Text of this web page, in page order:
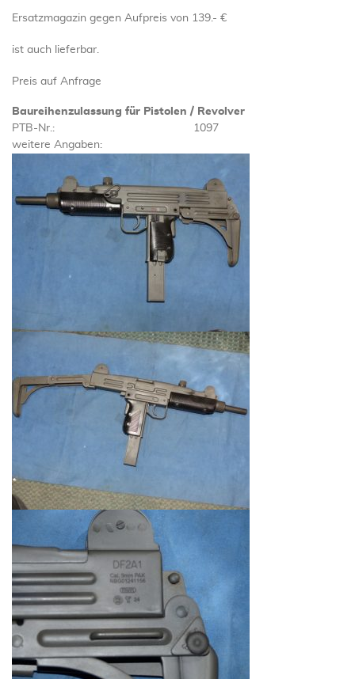
Ersatzmagazin gegen Aufpreis von 139.- €
ist auch lieferbar.
Preis auf Anfrage
Baureihenzulassung für Pistolen / Revolver
PTB-Nr.:
1097
weitere Angaben: